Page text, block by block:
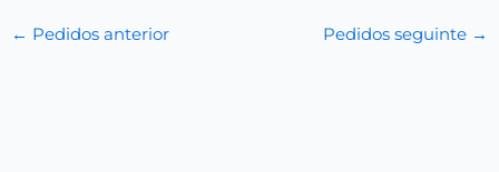
← Pedidos anterior Pedidos seguinte →